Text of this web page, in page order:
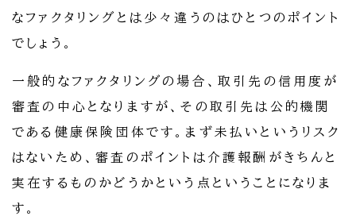
なファクタリングとは少々違うのはひとつのポイント
でしょう。
一般的なファクタリングの場合、取引先の信用度が
審査の中心となりますが、その取引先は公的機関
である健康保険団体です。まず未払いというリスク
はないため、審査のポイントは介護報酬がきちんと
実在するものかどうかという点ということになりま
す。